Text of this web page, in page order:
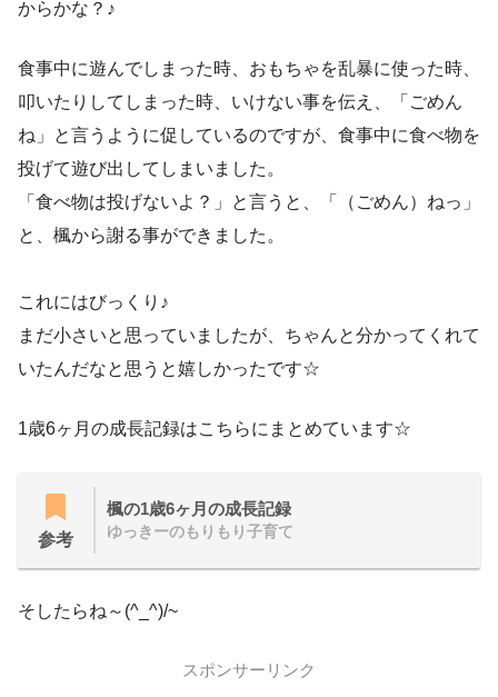
からかな？♪
食事中に遊んでしまった時、おもちゃを乱暴に使った時、
叩いたりしてしまった時、いけない事を伝え、「ごめん
ね」と言うように促しているのですが、食事中に食べ物を
投げて遊び出してしまいました。
「食べ物は投げないよ？」と言うと、「（ごめん）ねっ」
と、楓から謝る事ができました。
これにはびっくり♪
まだ小さいと思っていましたが、ちゃんと分かってくれて
いたんだなと思うと嬉しかったです☆
1歳6ヶ月の成長記録はこちらにまとめています☆
参考
楓の1歳6ヶ月の成長記録
ゆっきーのもりもり子育て
そしたらね～(^_^)/~
スポンサーリンク